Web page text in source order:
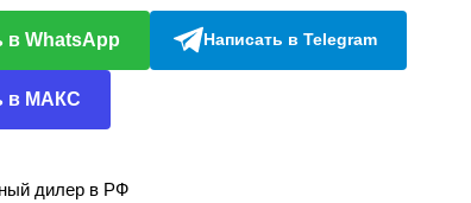
в WhatsApp Написать в Telegram
в МАКС
дилер в РФ